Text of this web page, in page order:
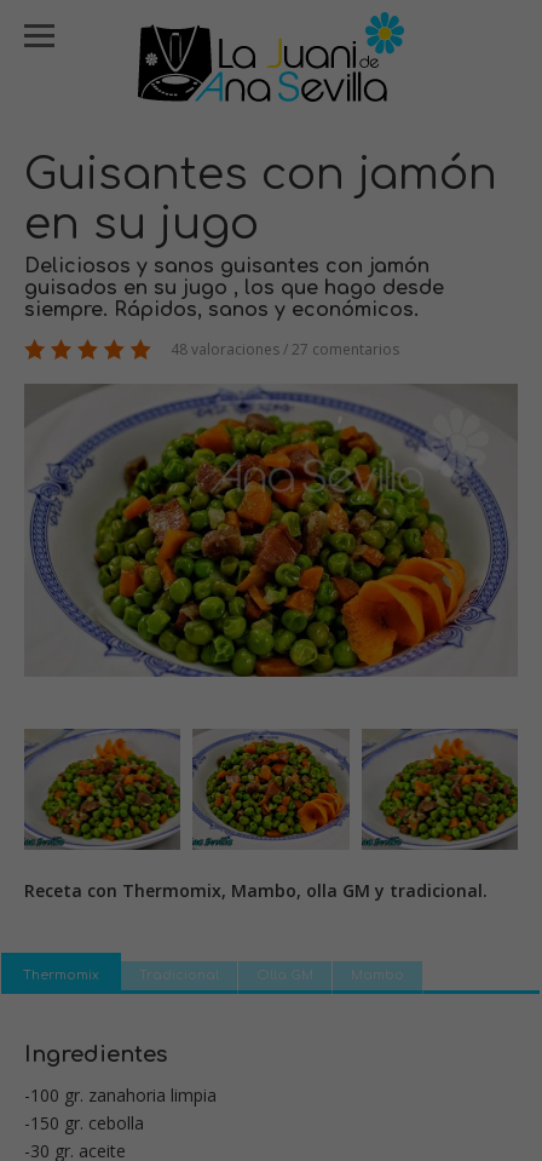
Guisantes con jamón
en su jugo
Deliciosos y sanos guisantes con jamón
guisados en su jugo , los que hago desde
siempre. Rápidos, sanos y económicos.
48 valoraciones / 27 comentarios
Receta con Thermomix, Mambo, olla GM y tradicional.
Thermomix Tradicional Olla GM Mambo
Ingredientes
-100 gr. zanahoria limpia
-150 gr. cebolla
-30 gr. aceite